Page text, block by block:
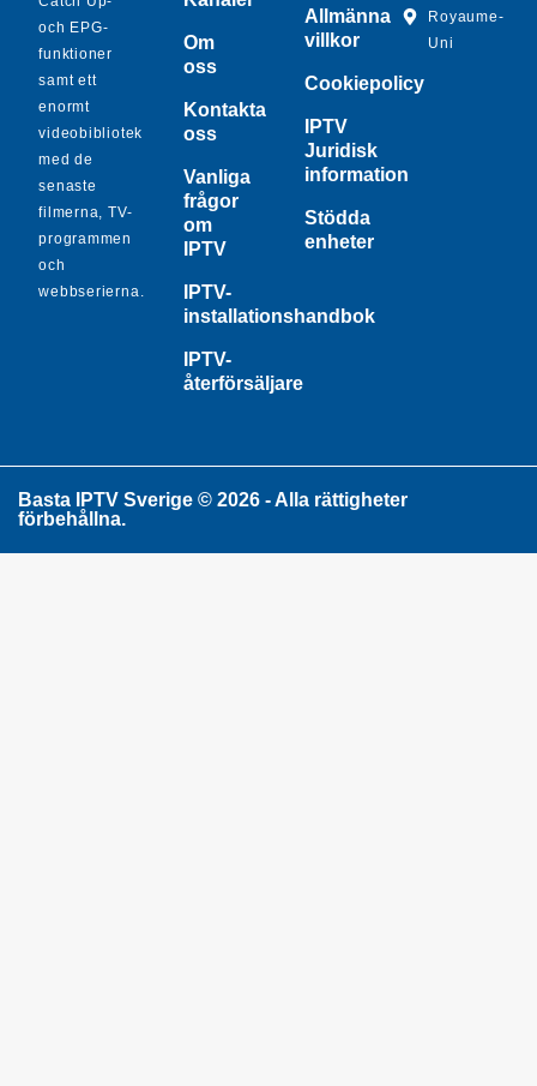
och EPG-
funktioner
samt ett
enormt
videobibliotek
med de
senaste
filmerna, TV-
programmen
och
webbserierna.
Om
oss
Kontakta
oss
Vanliga
frågor
om
IPTV
IPTV-
installationshandbok
IPTV-
återförsäljare
Allmänna
villkor
Cookiepolicy
IPTV
Juridisk
information
Stödda
enheter
Royaume-
Uni
Basta IPTV Sverige © 2026 - Alla rättigheter
förbehållna.